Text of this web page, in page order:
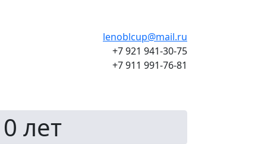
lenoblcup@mail.ru
+7 921 941-30-75
+7 911 991-76-81
лет